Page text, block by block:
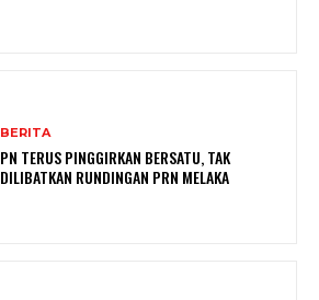
BERITA
PN TERUS PINGGIRKAN BERSATU, TAK
DILIBATKAN RUNDINGAN PRN MELAKA